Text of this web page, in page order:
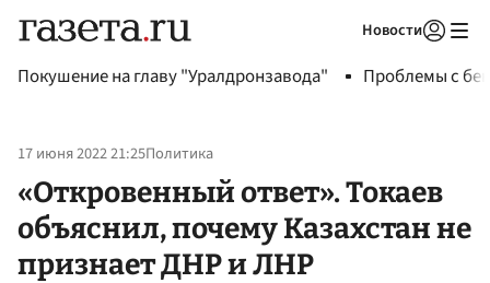
Новости
Покушение на главу "Уралдронзавода" Проблемы с
17 июня 2022 21:25Политика
«Откровенный ответ». Токаев
объяснил, почему Казахстан не
признает ДНР и ЛНР